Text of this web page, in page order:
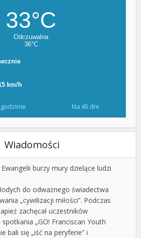
Na 45 dni
Wiadomości
burzy mury dzielące ludzi
do odważnego świadectwa
„cywilizacji miłości”. Podczas
zachęcał uczestników
„GO! Franciscan Youth
bali się „iść na peryferie” i